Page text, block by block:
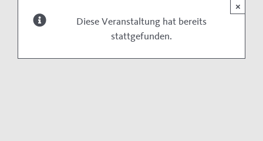
Neuigkeiten
Der Bormann-Bulli
Diese Veranstaltung hat bereits
stattgefunden.
×